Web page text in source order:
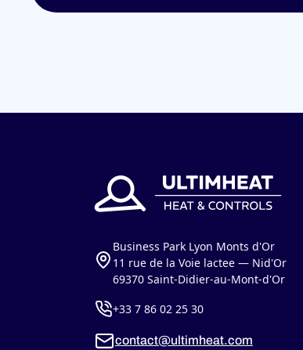
Business Park Lyon Monts d'Or
11 rue de la Voie lactee — Nid'Or
69370 Saint-Didier-au-Mont-d'Or
+33 7 86 02 25 30
contact@ultimheat.com